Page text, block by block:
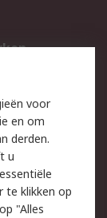
voor
en om
derden.
u
te klikken op
"Alles